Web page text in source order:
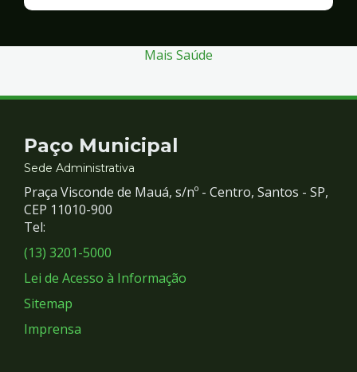
Mais Saúde
Contato
e
Redes
Sociais
Paço Municipal
Sede Administrativa
Praça Visconde de Mauá, s/nº - Centro, Santos - SP,
CEP 11010-900
Tel:
(13) 3201-5000
Lei de Acesso à Informação
Sitemap
Imprensa